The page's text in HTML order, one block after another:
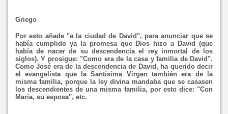
Griego
Por esto añade "a la ciudad de David", para anunciar que se
había cumplido ya la promesa que Dios hizo a David (que
había de nacer de su descendencia el rey inmortal de los
siglos). Y prosigue: "Como era de la casa y familia de David".
Como José era de la descendencia de David, ha querido decir
el evangelista que la Santísima Virgen también era de la
misma familia, porque la ley divina mandaba que se casasen
los descendientes de una misma familia, por esto dice: "Con
María, su esposa", etc.